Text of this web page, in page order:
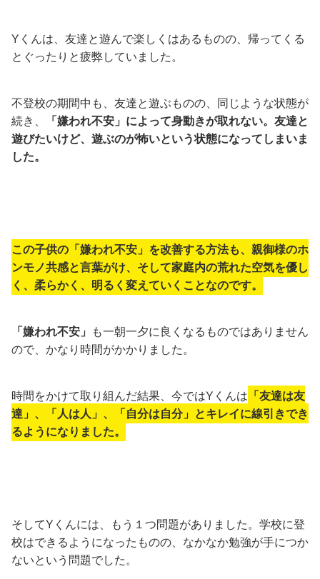
Yくんは、友達と遊んで楽しくはあるものの、帰ってくる
とぐったりと疲弊していました。
不登校の期間中も、友達と遊ぶものの、同じような状態が
続き、
「嫌われ不安」によって身動きが取れない。友達と
遊びたいけど、遊ぶのが怖いという状態になってしまいま
した。
この子供の「嫌われ不安」を改善する方法も、親御様のホ
ンモノ共感と言葉がけ、そして家庭内の荒れた空気を優し
く、柔らかく、明るく変えていくことなのです。
「嫌われ不安」 も一朝一夕に良くなるものではありません
ので、かなり時間がかかりました。
時間をかけて取り組んだ結果、今ではYくんは 「友達は友
達」、「人は人」、「自分は自分」とキレイに線引きでき
るようになりました。
そしてYくんには、もう１つ問題がありました。学校に登
校はできるようになったものの、なかなか勉強が手につか
ないという問題でした。